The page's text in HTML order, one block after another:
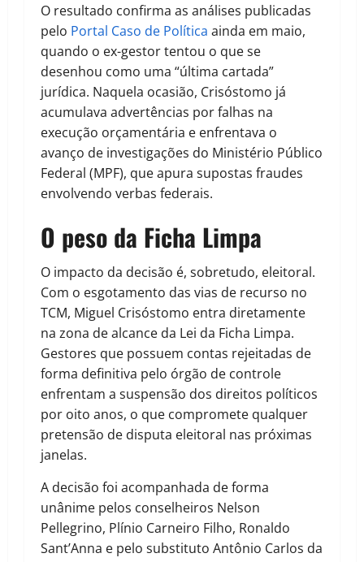
O resultado confirma as análises publicadas
pelo Portal Caso de Política ainda em maio,
quando o ex-gestor tentou o que se
desenhou como uma “última cartada”
jurídica. Naquela ocasião, Crisóstomo já
acumulava advertências por falhas na
execução orçamentária e enfrentava o
avanço de investigações do Ministério Público
Federal (MPF), que apura supostas fraudes
envolvendo verbas federais.
O peso da Ficha Limpa
O impacto da decisão é, sobretudo, eleitoral.
Com o esgotamento das vias de recurso no
TCM, Miguel Crisóstomo entra diretamente
na zona de alcance da Lei da Ficha Limpa.
Gestores que possuem contas rejeitadas de
forma definitiva pelo órgão de controle
enfrentam a suspensão dos direitos políticos
por oito anos, o que compromete qualquer
pretensão de disputa eleitoral nas próximas
janelas.
A decisão foi acompanhada de forma
unânime pelos conselheiros Nelson
Pellegrino, Plínio Carneiro Filho, Ronaldo
Sant’Anna e pelo substituto Antônio Carlos da